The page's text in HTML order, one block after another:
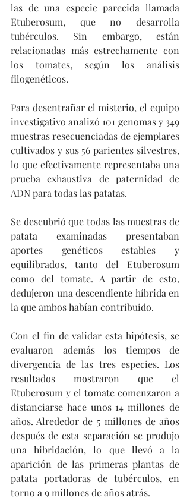
las de una especie parecida llamada
Etuberosum, que no desarrolla
tubérculos. Sin embargo, están
relacionadas más estrechamente con
los tomates, según los análisis
filogenéticos.
Para desentrañar el misterio, el equipo
investigativo analizó 101 genomas y 349
muestras resecuenciadas de ejemplares
cultivados y sus 56 parientes silvestres,
lo que efectivamente representaba una
prueba exhaustiva de paternidad de
ADN para todas las patatas.
Se descubrió que todas las muestras de
patata examinadas presentaban
aportes genéticos estables y
equilibrados, tanto del Etuberosum
como del tomate. A partir de esto,
dedujeron una descendiente híbrida en
la que ambos habían contribuido.
Con el fin de validar esta hipótesis, se
evaluaron además los tiempos de
divergencia de las tres especies. Los
resultados mostraron que el
Etuberosum y el tomate comenzaron a
distanciarse hace unos 14 millones de
años. Alrededor de 5 millones de años
después de esta separación se produjo
una hibridación, lo que llevó a la
aparición de las primeras plantas de
patata portadoras de tubérculos, en
torno a 9 millones de años atrás.